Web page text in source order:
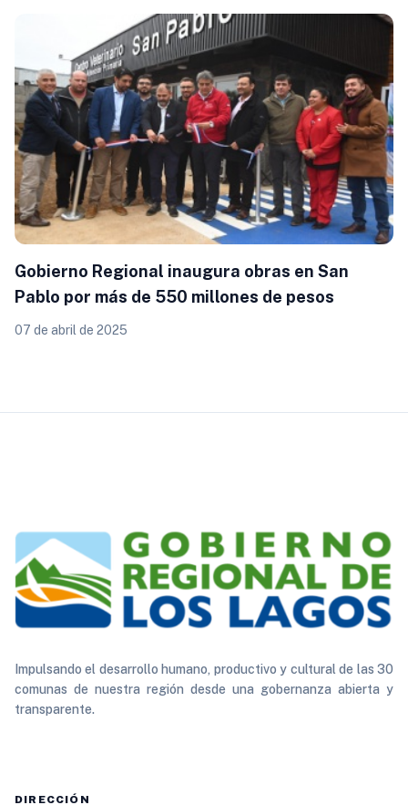
Gobierno Regional inaugura obras en San
Pablo por más de 550 millones de pesos
07 de abril de 2025
Impulsando el desarrollo humano, productivo y cultural de las 30
comunas de nuestra región desde una gobernanza abierta y
transparente.
DIRECCIÓN